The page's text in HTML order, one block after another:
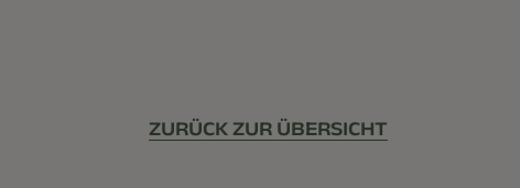
ZURÜCK ZUR ÜBERSICHT